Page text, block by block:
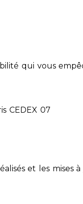
qui vous
CEDEX 07
et les mises